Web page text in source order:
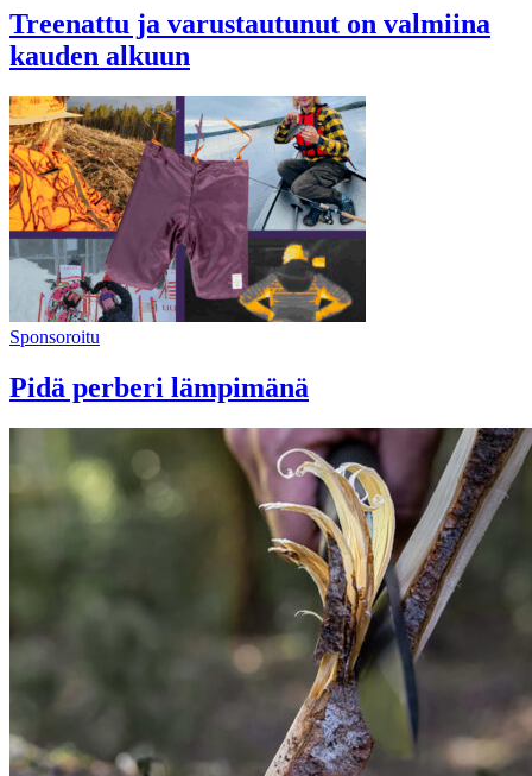
Treenattu ja varustautunut on valmiina
kauden alkuun
Sponsoroitu
Pidä perberi lämpimänä